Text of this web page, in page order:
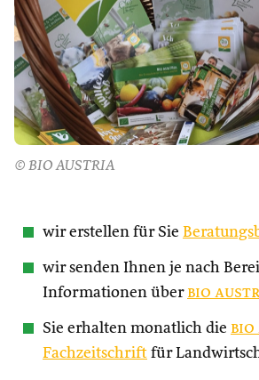
© BIO AUSTRIA
wir erstellen für Sie
wir senden Ihnen je nach
Informationen über bio
Sie erhalten monatlich die
Fachzeitschrift für